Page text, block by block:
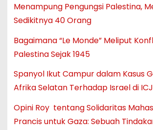
Menampung Pengungsi Palestina,
Sedikitnya 40 Orang
Bagaimana “Le Monde” Meliput
Palestina Sejak 1945
Spanyol Ikut Campur dalam Kasus
Afrika Selatan Terhadap Israel di ICJ
Opini Roy tentang Solidaritas
Prancis untuk Gaza: Sebuah